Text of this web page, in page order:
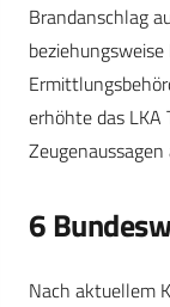
Brandanschlag
erhöhte das
6
Nach aktuellem